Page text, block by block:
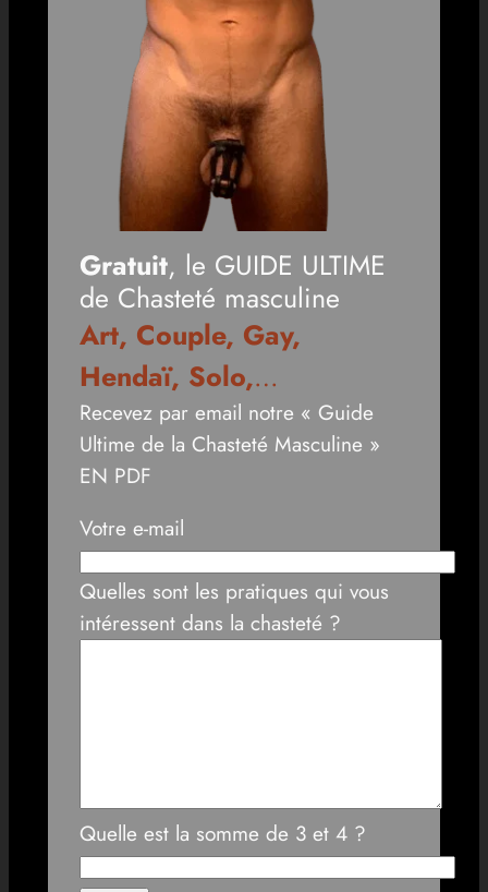
Gratuit, le GUIDE ULTIME
de Chasteté masculine
Art, Couple, Gay,
Hendaï, Solo,…
Recevez par email notre « Guide
Ultime de la Chasteté Masculine »
EN PDF
Votre e-mail
Quelles sont les pratiques qui vous
intéressent dans la chasteté ?
Quelle est la somme de 3 et 4 ?